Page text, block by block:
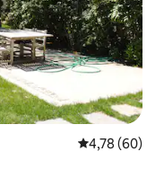
4,78 de uma
4,78 (60)